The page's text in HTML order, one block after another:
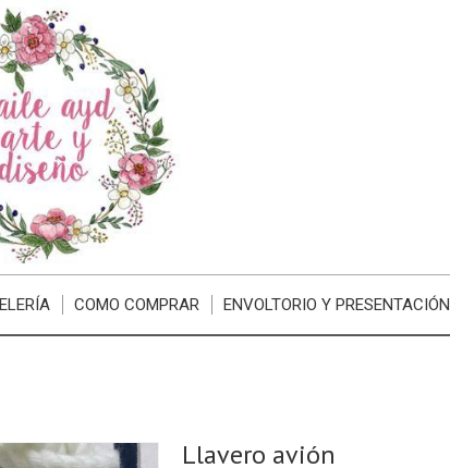
COMO COMPRAR ENVOLTORIO Y PRESENTACIÓN
Llavero avión